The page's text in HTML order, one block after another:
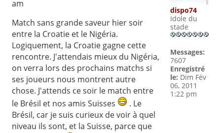
am
Match sans grande saveur hier soir
entre la Croatie et le Nigéria.
Logiquement, la Croatie gagne cette
rencontre. J'attendais mieux du Nigéria,
on verra lors des prochains matchs si
ses joueurs nous montrent autre
chose. J'attends ce soir le match entre
le Brésil et nos amis Suisses
. Le
Brésil, car je suis curieux de voir à quel
niveau ils sont, et la Suisse, parce que
dispo74
Idole du
stade
Messages:
7607
Enregistré
le: Dim Fév
06, 2011
1:22 pm